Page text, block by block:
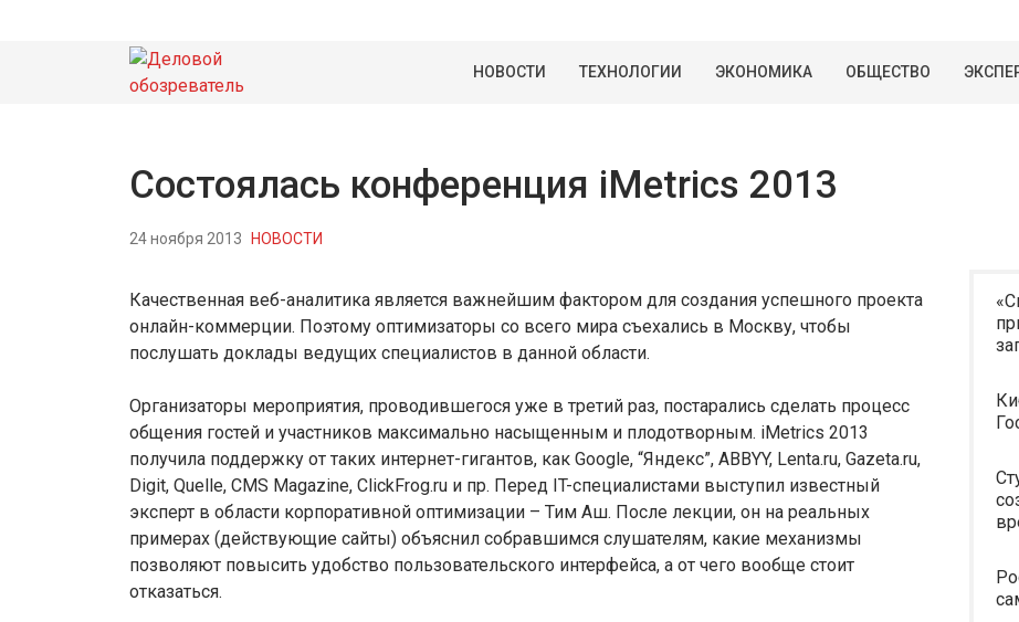
НОВОСТИ ТЕХНОЛОГИИ ЭКОНОМИКА ОБЩЕСТВО
Состоялась конференция iMetrics 2013
24 ноября 2013 НОВОСТИ
Качественная веб-аналитика является важнейшим фактором для создания успешного проекта
онлайн-коммерции. Поэтому оптимизаторы со всего мира съехались в Москву, чтобы
послушать доклады ведущих специалистов в данной области.
Организаторы мероприятия, проводившегося уже в третий раз, постарались сделать процесс
общения гостей и участников максимально насыщенным и плодотворным. iMetrics 2013
получила поддержку от таких интернет-гигантов, как Google, “Яндекс”, ABBYY, Lenta.ru, Gazeta.ru,
Digit, Quellе, CMS Magazine, ClickFrog.ru и пр. Перед IT-специалистами выступил известный
эксперт в области корпоративной оптимизации – Тим Аш. После лекции, он на реальных
примерах (действующие сайты) объяснил собравшимся слушателям, какие механизмы
позволяют повысить удобство пользовательского интерфейса, а от чего вообще стоит
отказаться.